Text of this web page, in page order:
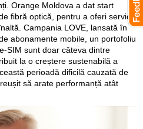
Orange Moldova a dat start
fibră optică, pentru a oferi servicii
Campania LOVE, lansată în
abonamente mobile, un portofoliu
SIM sunt doar câteva dintre
la o creștere sustenabilă a
perioadă dificilă cauzată de
să arate performanță atât